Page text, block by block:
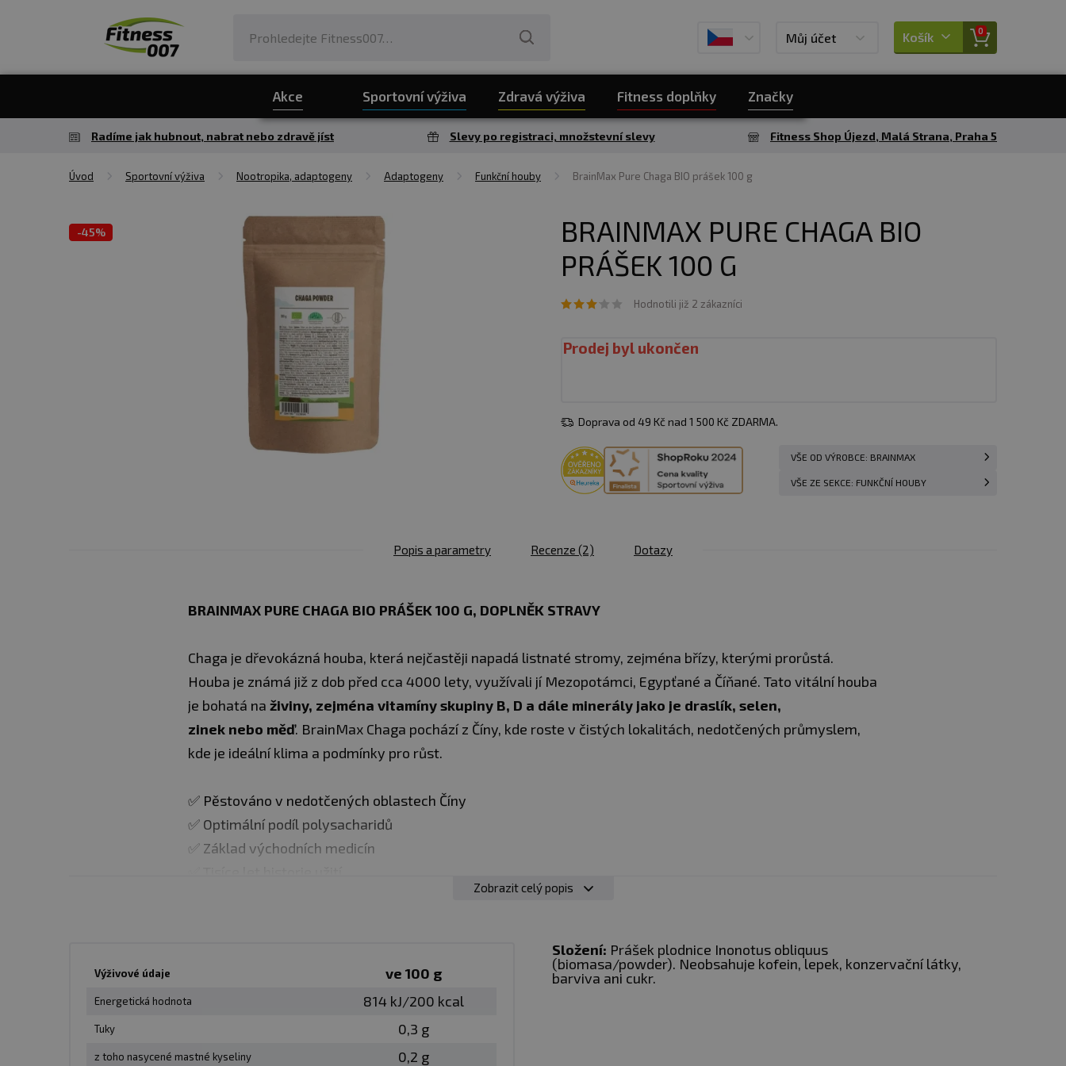
Můj účet Košík 0
Akce Sportovní výživa Zdravá výživa Fitness doplňky Značky
Radíme jak hubnout, nabrat nebo zdravě jíst Slevy po registraci, množstevní slevy Fitness Shop Újezd, Malá Strana, Praha 5
Úvod Sportovní výživa Nootropika, adaptogeny Adaptogeny Funkční houby BrainMax Pure Chaga BIO prášek 100 g
-45%
BRAINMAX PURE CHAGA BIO
PRÁŠEK 100 G
Hodnotili již 2 zákazníci
Prodej byl ukončen
Doprava od 49 Kč nad 1 500 Kč ZDARMA.
VŠE OD VÝROBCE: BRAINMAX
VŠE ZE SEKCE: FUNKČNÍ HOUBY
Popis a parametry Recenze (2) Dotazy
BRAINMAX PURE CHAGA BIO PRÁŠEK 100 G​, DOPLNĚK STRAVY
Chaga je dřevokázná houba, která nejčastěji napadá listnaté stromy, zejména břízy, kterými prorůstá.
Houba je známá již z dob před cca 4000 lety, využívali jí Mezopotámci, Egypťané a Číňané. Tato vitální houba
je bohatá na živiny, zejména vitamíny skupiny B, D a dále minerály jako je draslík, selen,
zinek nebo měď. BrainMax Chaga pochází z Číny, kde roste v čistých lokalitách, nedotčených průmyslem,
kde je ideální klima a podmínky pro růst.
✅ Pěstováno v nedotčených oblastech Číny
✅ Optimální podíl polysacharidů
✅ Základ východních medicín
Chaga česky také rezavec šikmý je dřevokázná vitální houba, která prorůstá kmenem stromů. Parazituje
BrainMax Pure Chaga pochází z plodnic houby a přináší optimální poměr účinných látek díky speciální
Zobrazit celý popis
Výživové údaje ve 100 g
Energetická hodnota 814 kJ/200 kcal
Tuky 0,3 g
z toho nasycené mastné kyseliny 0,2 g
Složení: Prášek plodnice Inonotus obliquus
(biomasa/powder). Neobsahuje kofein, lepek, konzervační látky,
barviva ani cukr.